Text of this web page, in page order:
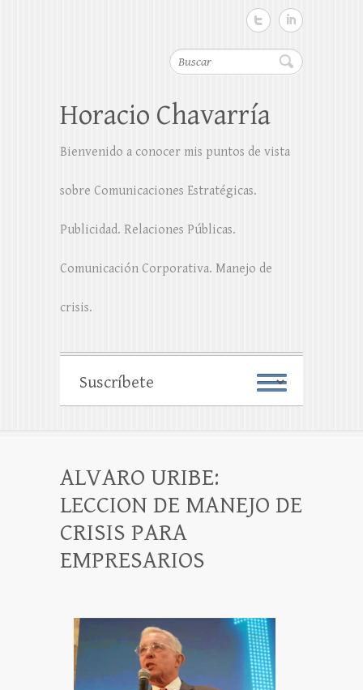
Buscar
Horacio Chavarría
Bienvenido a conocer mis puntos de vista
sobre Comunicaciones Estratégicas.
Publicidad. Relaciones Públicas.
Comunicación Corporativa. Manejo de
crisis.
ALVARO URIBE:
LECCION DE MANEJO DE
CRISIS PARA
EMPRESARIOS